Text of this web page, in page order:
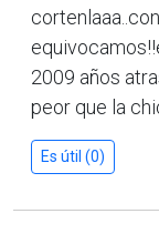
2009 años
peor que la
Es útil (0)